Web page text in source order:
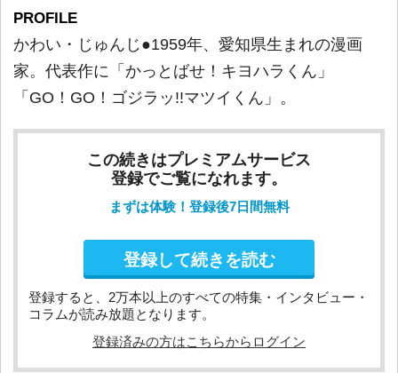
PROFILE
かわい・じゅんじ●1959年、愛知県生まれの漫画
家。代表作に「かっとばせ！キヨハラくん」
「GO！GO！ゴジラッ!!マツイくん」。
この続きはプレミアムサービス
登録でご覧になれます。
まずは体験！登録後7日間無料
登録して続きを読む
登録すると、2万本以上のすべての特集・インタビュー・
コラムが読み放題となります。
登録済みの方はこちらからログイン